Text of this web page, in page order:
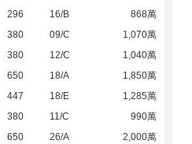
296 16/B
868萬
380 09/C
1,070萬
380 12/C
1,040萬
650 18/A
1,850萬
447 18/E
1,285萬
380 11/C
990萬
650 26/A
2,000萬